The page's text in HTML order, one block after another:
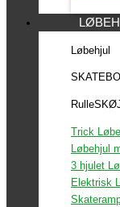
Løbehjul
Trick
Løbehjul
3 hjulet
Elektrisk